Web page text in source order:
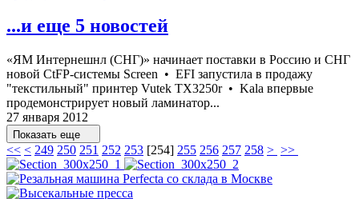
...и еще 5 новостей
«ЯМ Интернешнл (СНГ)» начинает поставки в Россию и СНГ
новой CtFP-системы Screen • EFI запустила в продажу
"текстильный" принтер Vutek TX3250r • Kala впервые
продемонстрирует новый ламинатор...
27 января 2012
Показать еще
<< < 249 250 251 252 253 [254] 255 256 257 258 > >>